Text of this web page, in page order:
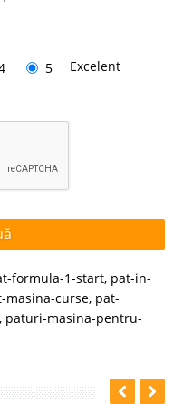
5 Excelent
formula-1-start, pat-in-
masina-curse, pat-
, paturi-masina-pentru-